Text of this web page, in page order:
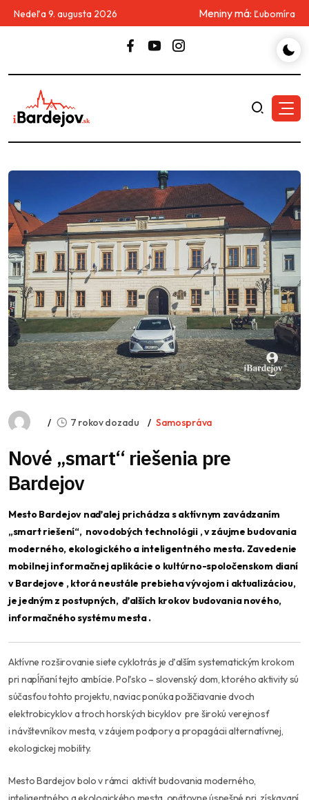
Nedeľa 9. augusta 2026 Meniny má: Ľubomíra
7 rokov dozadu Samospráva
Nové „smart“ riešenia pre
Bardejov
Mesto Bardejov naďalej prichádza s aktívnym zavádzaním
„smart riešení“, novodobých technológii , v záujme budovania
moderného, ekologického a inteligentného mesta. Zavedenie
mobilnej informačnej aplikácie o kultúrno-spoločenskom dianí
v Bardejove , ktorá neustále prebieha vývojom i aktualizáciou,
je jedným z postupných, ďalších krokov budovania nového,
informačného systému mesta .
Aktívne rozširovanie siete cyklotrás je ďalším systematickým krokom
pri napĺňaní tejto ambície. Poľsko – slovenský dom, ktorého aktivity sú
súčasťou tohto projektu, naviac ponúka požičiavanie dvoch
elektrobicyklov a troch horských bicyklov pre širokú verejnosť
i návštevníkov mesta, v záujem podpory a propagácii alternatívnej,
ekologickej mobility.
Mesto Bardejov bolo v rámci aktivít budovania moderného,